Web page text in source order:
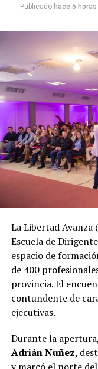
Publicado hace 5 horas
La Libertad Avanza
Escuela de
espacio de
de 400
provincia. El
contundente de
ejecutivas.
Durante la
Adrián Nuñez,